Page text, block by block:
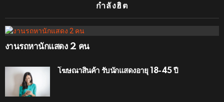
กำลังฮิต
งานรถหานักแสดง 2 คน
โฆษณาสินค้า รับนักแสดงอายุ 18-45 ปี